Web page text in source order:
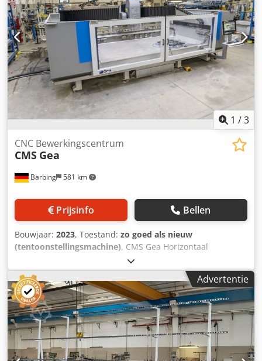
kogellagers - handmatige dikte-instelling - Opvangbak voor
afvalwater - 1,2 meter uitlaat en inlaat - Totale lengte 4455
mm
1 /3
Barbing 581 km
CNC Bewerkingscentrum
CMS Gea
Prijsinfo Bellen
Bouwjaar: 2023, Toestand: zo goed als nieuw
(tentoonstellingsmachine), CMS Gea Horizontaal
glasverwerkingscentrum Asverplaatsing: X-as: 3.800 mm Y-
as: 2.550 mm Z-as: 420 mm C-as: 360 Inbegrepen
apparatuur: - Elektrische spindel 13,5 kW 0-15.000 tpm -
Werkstukmeting en gereedschapsmeting - 3x
snelwisselmagazijn met in totaal 21 magazijnplaatsen
Chjdop Auvajpfx Aqpoa - Gereedschapsmagazijn met 24
magazijnplaatsen - Achterbooreenheid - CAD/CAM -
Centrale smering
Advertentie